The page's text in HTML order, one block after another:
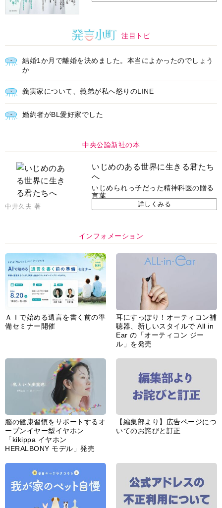
注目トピ
結婚1か月で離婚を決めました。本当によかったのでしょう
か
義実家について、義弟が私へ怒りのLINE
婚約者がBL愛好家でした
中央公論新社の本
いじめのある世界に生きる君たち
へ
いじめられっ子だった精神科医の贈る
言葉
中井久夫 著 詳しくみる
インフォメーション
ＡＩで始める遺言を書く前の準
備セミナー開催
耳にすっぽり！オーティコン補
聴器、新しいスタイルで All in
Ear の「オーティコン ジー
ル」を発売
脳の健康習慣をサポートするオ
ープンイヤー型イヤホン
「kikippa イヤホン
HERALBONY モデル」発売
【編集部より】広告ページにつ
いてのお詫びと訂正